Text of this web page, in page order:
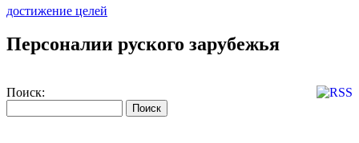
достижение целей
Персоналии руского зарубежья
Поиск: